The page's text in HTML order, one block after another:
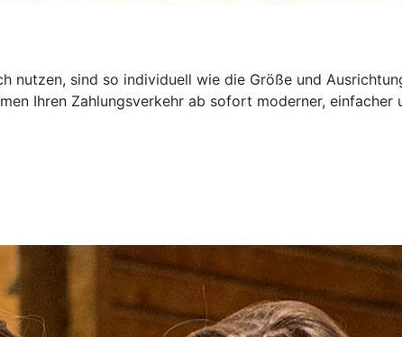
nutzen, sind so individuell wie die Größe und
Ihren Zahlungsverkehr ab sofort moderner, einfacher